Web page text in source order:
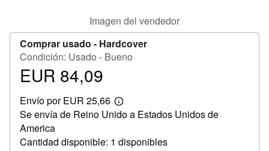
Imagen del vendedor
Comprar usado - Hardcover
Condición: Usado - Bueno
Precio
84,09
EUR 84,09
Envío por EUR 25,66
Más
información
tarifas
Se envía de Reino Unido a Estados Unidos de
America
Cantidad disponible: 1 disponibles